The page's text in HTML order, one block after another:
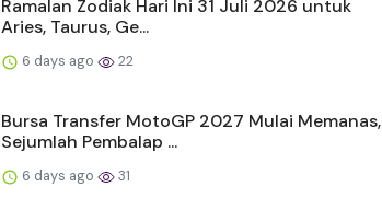
Ramalan Zodiak Hari Ini 31 Juli 2026 untuk
Aries, Taurus, Ge...
6 days ago 22
Bursa Transfer MotoGP 2027 Mulai Memanas,
Sejumlah Pembalap ...
6 days ago 31